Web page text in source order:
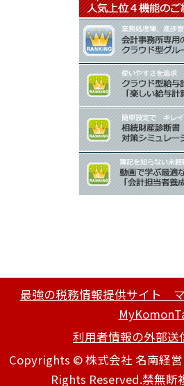
最強の税務情報提供サイト
利用者情報の外部送
Copyrights © 株式会社 名南経
Rights Reserved.禁無断